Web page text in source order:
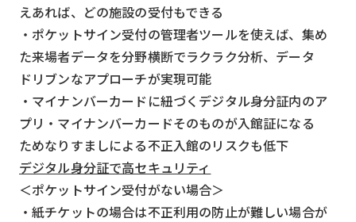
えあれば、どの施設の受付もできる
・ポケットサイン受付の管理者ツールを使えば、集め
た来場者データを分野横断でラクラク分析、データ
ドリブンなアプローチが実現可能
・マイナンバーカードに紐づくデジタル身分証内のア
プリ・マイナンバーカードそのものが入館証になる
ためなりすましによる不正入館のリスクも低下
デジタル身分証で高セキュリティ
＜ポケットサイン受付がない場合＞
・紙チケットの場合は不正利用の防止が難しい場合が